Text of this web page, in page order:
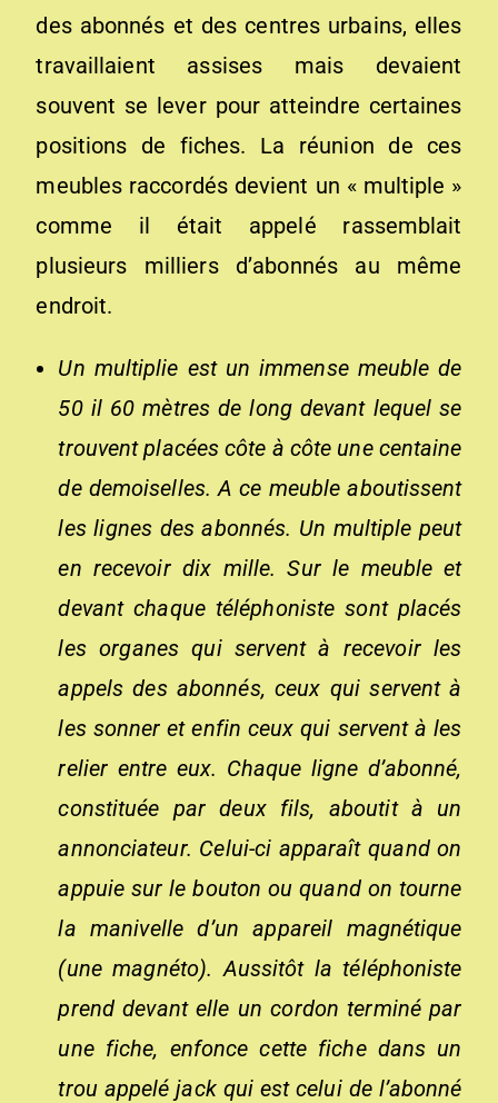
des abonnés et des centres urbains, elles
travaillaient assises mais devaient
souvent se lever pour atteindre certaines
positions de fiches. La réunion de ces
meubles raccordés devient un « multiple »
comme il était appelé rassemblait
plusieurs milliers d’abonnés au même
endroit.
Un multiplie est un immense meuble de
50 il 60 mètres de long devant lequel se
trouvent placées côte à côte une centaine
de demoiselles. A ce meuble aboutissent
les lignes des abonnés. Un multiple peut
en recevoir dix mille. Sur le meuble et
devant chaque téléphoniste sont placés
les organes qui servent à recevoir les
appels des abonnés, ceux qui servent à
les sonner et enfin ceux qui servent à les
relier entre eux. Chaque ligne d’abonné,
constituée par deux fils, aboutit à un
annonciateur. Celui-ci apparaît quand on
appuie sur le bouton ou quand on tourne
la manivelle d’un appareil magnétique
(une magnéto). Aussitôt la téléphoniste
prend devant elle un cordon terminé par
une fiche, enfonce cette fiche dans un
trou appelé jack qui est celui de l’abonné